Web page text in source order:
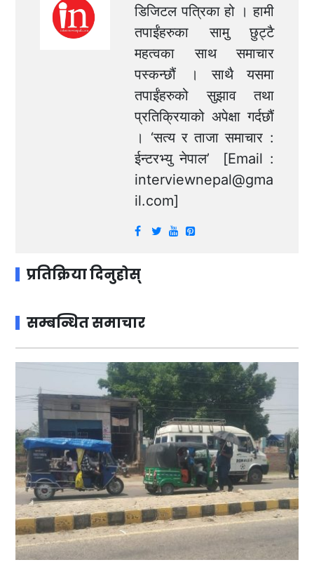
डिजिटल पत्रिका हो । हामी
तपाईंहरुका सामु छुट्टै
महत्वका साथ समाचार
पस्कन्छौं । साथै यसमा
तपाईंहरुको सुझाव तथा
प्रतिक्रियाको अपेक्षा गर्दछौं
। ‘सत्य र ताजा समाचार :
ईन्टरभ्यु नेपाल’ [Email :
interviewnepal@gma
il.com]
प्रतिक्रिया दिनुहोस्
सम्बन्धित समाचार